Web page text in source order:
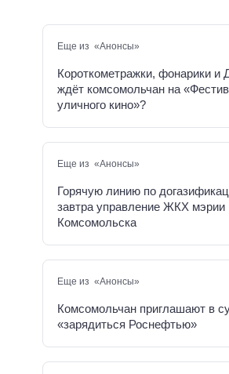
Еще из «Анонсы»
Короткометражки, фонарики и
ждёт комсомольчан на
уличного кино»?
Еще из «Анонсы»
Горячую линию по
завтра управление ЖКХ мэрии
Комсомольска
Еще из «Анонсы»
Комсомольчан приглашают в
«зарядиться Роснефтью»